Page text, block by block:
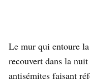
Le mur qui entoure
recouvert dans la
antisémites faisant